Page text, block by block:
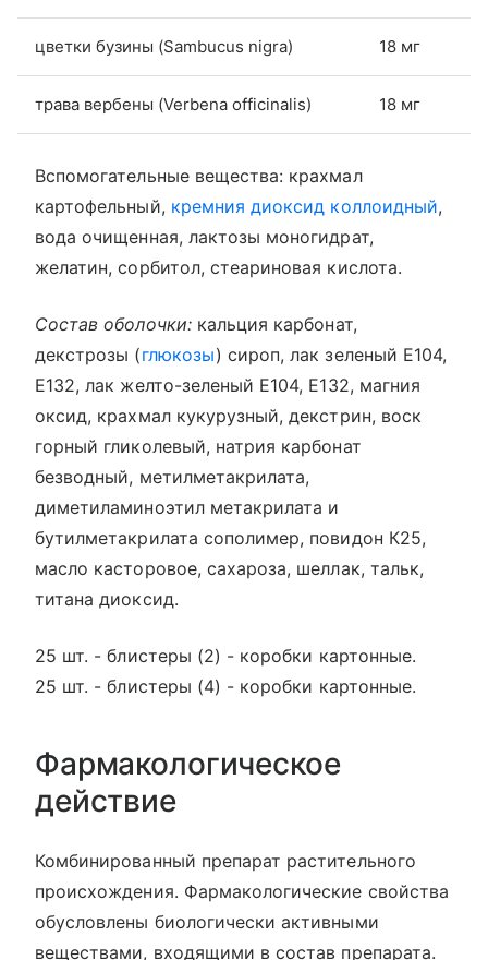
цветки бузины (Sambucus nigra) 18 мг
трава вербены (Verbena officinalis) 18 мг
Вспомогательные вещества: крахмал
картофельный, кремния диоксид коллоидный,
вода очищенная, лактозы моногидрат,
желатин, сорбитол, стеариновая кислота.
Состав оболочки:кальция карбонат,
декстрозы (глюкозы) сироп, лак зеленый Е104,
Е132, лак желто-зеленый Е104, Е132, магния
оксид, крахмал кукурузный, декстрин, воск
горный гликолевый, натрия карбонат
безводный, метилметакрилата,
диметиламиноэтил метакрилата и
бутилметакрилата сополимер, повидон К25,
масло касторовое, сахароза, шеллак, тальк,
титана диоксид.
25 шт. - блистеры (2) - коробки картонные.
25 шт. - блистеры (4) - коробки картонные.
Фармакологическое
действие
Комбинированный препарат растительного
происхождения. Фармакологические свойства
обусловлены биологически активными
веществами, входящими в состав препарата.